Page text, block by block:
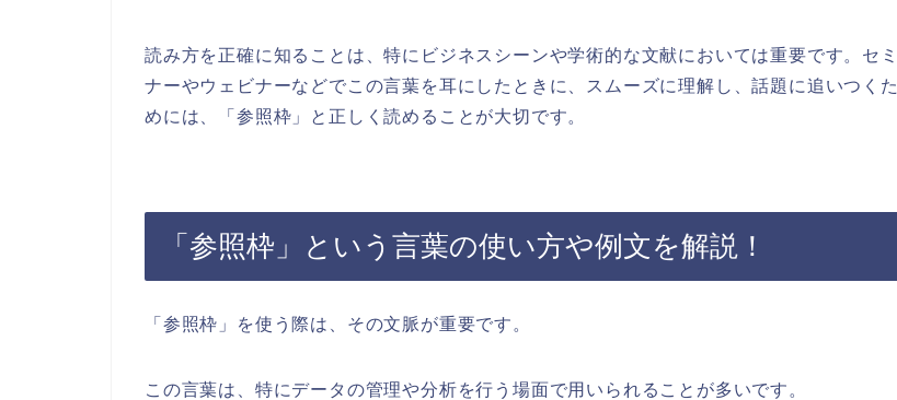
読み方を正確に知ることは、特にビジネスシーンや学術的な文献においては重要です。セミ
ナーやウェビナーなどでこの言葉を耳にしたときに、スムーズに理解し、話題に追いつくた
めには、「参照枠」と正しく読めることが大切です。
「参照枠」という言葉の使い方や例文を解説！
「参照枠」を使う際は、その文脈が重要です。
この言葉は、特にデータの管理や分析を行う場面で用いられることが多いです。